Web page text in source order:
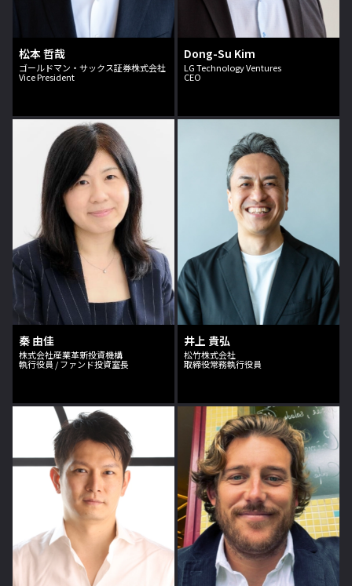
松本 哲哉
ゴールドマン・サックス証券株式会社
Vice President
Dong-Su Kim
LG Technology Ventures
CEO
秦 由佳
株式会社産業革新投資機構
執行役員 / ファンド投資室長
井上 貴弘
松竹株式会社
取締役常務執行役員